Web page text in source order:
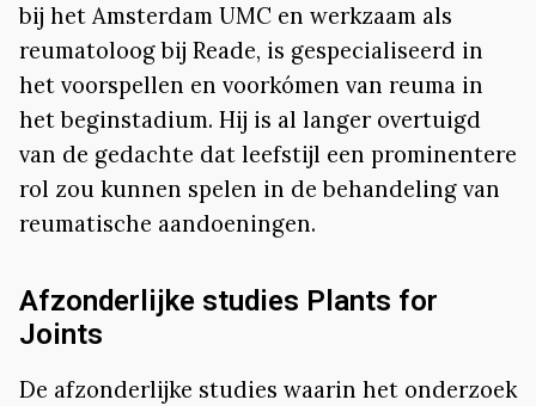
bij het Amsterdam UMC en werkzaam als
reumatoloog bij Reade, is gespecialiseerd in
het voorspellen en voorkómen van reuma in
het beginstadium. Hij is al langer overtuigd
van de gedachte dat leefstijl een prominentere
rol zou kunnen spelen in de behandeling van
reumatische aandoeningen.
Afzonderlijke studies Plants for
Joints
De afzonderlijke studies waarin het onderzoek